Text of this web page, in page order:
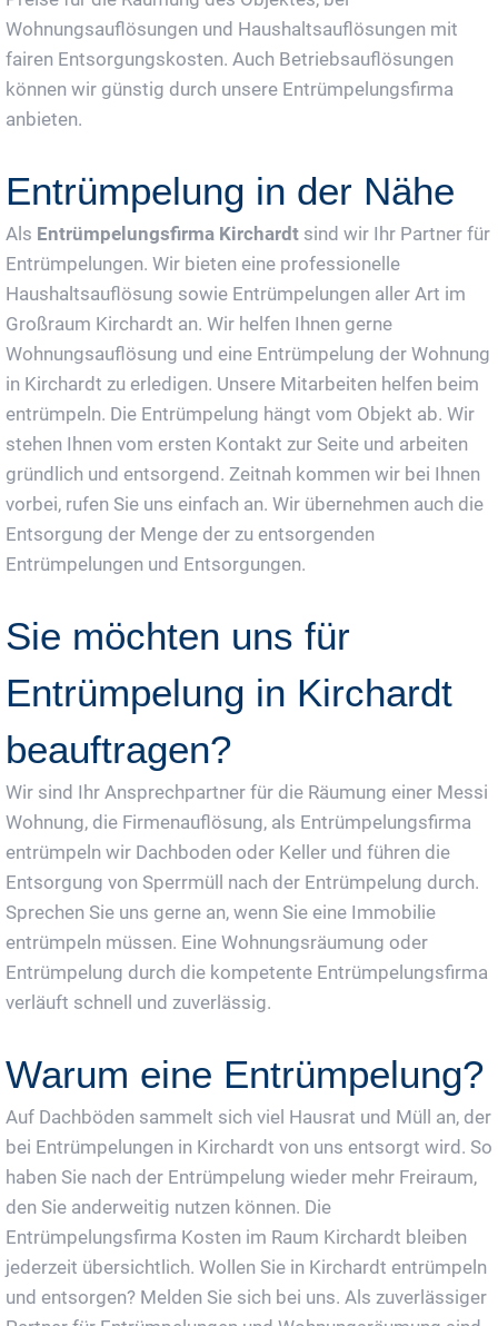
Wohnungsauflösungen und Haushaltsauflösungen mit
fairen Entsorgungskosten. Auch Betriebsauflösungen
können wir günstig durch unsere Entrümpelungsfirma
anbieten.
Entrümpelung in der Nähe
Als Entrümpelungsfirma Kirchardt sind wir Ihr Partner für
Entrümpelungen. Wir bieten eine professionelle
Haushaltsauflösung sowie Entrümpelungen aller Art im
Großraum Kirchardt an. Wir helfen Ihnen gerne
Wohnungsauflösung und eine Entrümpelung der Wohnung
in Kirchardt zu erledigen. Unsere Mitarbeiten helfen beim
entrümpeln. Die Entrümpelung hängt vom Objekt ab. Wir
stehen Ihnen vom ersten Kontakt zur Seite und arbeiten
gründlich und entsorgend. Zeitnah kommen wir bei Ihnen
vorbei, rufen Sie uns einfach an. Wir übernehmen auch die
Entsorgung der Menge der zu entsorgenden
Entrümpelungen und Entsorgungen.
Sie möchten uns für
Entrümpelung in Kirchardt
beauftragen?
Wir sind Ihr Ansprechpartner für die Räumung einer Messi
Wohnung, die Firmenauflösung, als Entrümpelungsfirma
entrümpeln wir Dachboden oder Keller und führen die
Entsorgung von Sperrmüll nach der Entrümpelung durch.
Sprechen Sie uns gerne an, wenn Sie eine Immobilie
entrümpeln müssen. Eine Wohnungsräumung oder
Entrümpelung durch die kompetente Entrümpelungsfirma
verläuft schnell und zuverlässig.
Warum eine Entrümpelung?
Auf Dachböden sammelt sich viel Hausrat und Müll an, der
bei Entrümpelungen in Kirchardt von uns entsorgt wird. So
haben Sie nach der Entrümpelung wieder mehr Freiraum,
den Sie anderweitig nutzen können. Die
Entrümpelungsfirma Kosten im Raum Kirchardt bleiben
jederzeit übersichtlich. Wollen Sie in Kirchardt entrümpeln
und entsorgen? Melden Sie sich bei uns. Als zuverlässiger